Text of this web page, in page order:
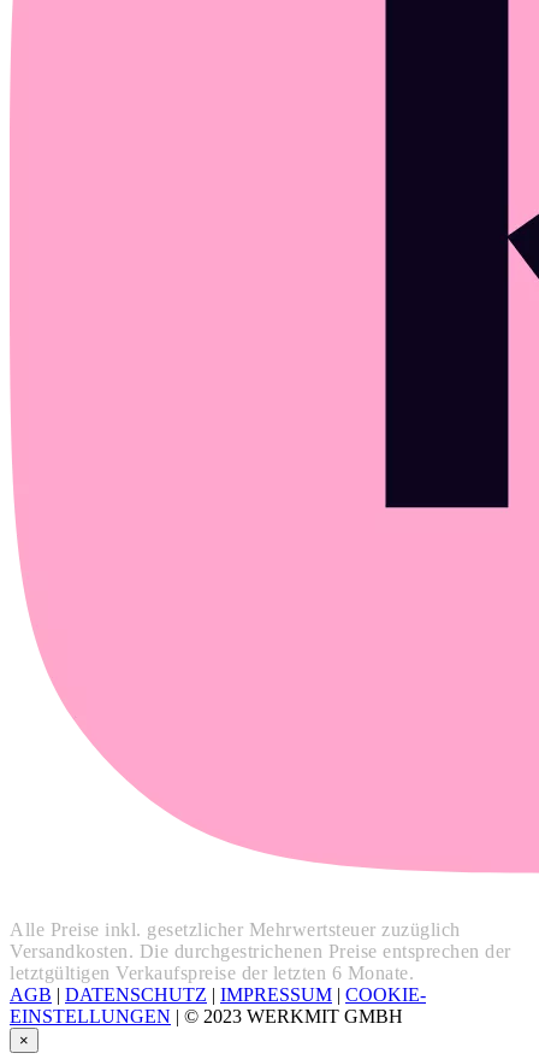
Alle Preise inkl. gesetzlicher Mehrwertsteuer zuzüglich
Versandkosten. Die durchgestrichenen Preise entsprechen der
letztgültigen Verkaufspreise der letzten 6 Monate.
AGB | DATENSCHUTZ | IMPRESSUM | COOKIE-
EINSTELLUNGEN | © 2023 WERKMIT GMBH
×